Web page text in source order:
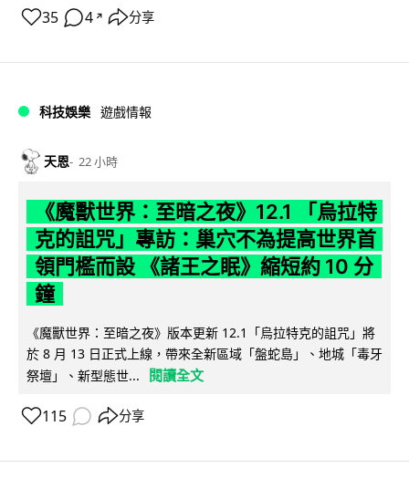
35 4 ↗ 分享
科技娛樂 遊戲情報
天恩 22 小時
《魔獸世界：至暗之夜》12.1 「烏拉特
克的詛咒」專訪：巢穴不為提高世界首
領門檻而設 《諸王之眠》縮短約 10 分
鐘
《魔獸世界：至暗之夜》版本更新 12.1「烏拉特克的詛咒」將
於 8 月 13 日正式上線，帶來全新區域「盤蛇島」、地城「毒牙
祭壇」、新型態世...
閱讀全文
115 分享